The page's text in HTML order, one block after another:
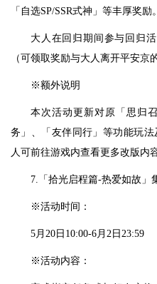
「自选SP/SSR式神」等丰厚奖励。
大人在回归期间参与回归
（可领取奖励与大人离开平安京
※额外说明
本次活动更新对原「思归
务」、「友伴同行」等功能玩
人可前往游戏内查看更多改版内容
7.「拾光启程篇-热爱如故」
※活动时间：
5月20日10:00-6月2日23:59
※活动内容：